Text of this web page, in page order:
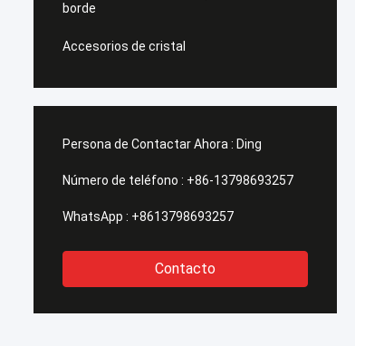
borde
Accesorios de cristal
Persona de Contactar Ahora : Ding
Número de teléfono : +86-13798693257
WhatsApp : +8613798693257
Contacto